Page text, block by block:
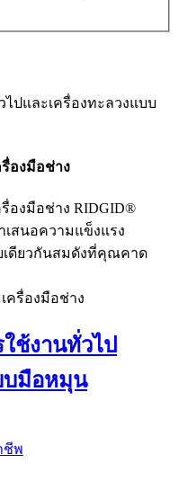
ปและเครื่องทะลวงแบบ
องมือช่าง
องมือช่าง RIDGID®
สนอความแข็งแรง
ดียวกันสมดังที่คุณคาด
ช้งานทั่วไป
บมือหมุน
ชีพ